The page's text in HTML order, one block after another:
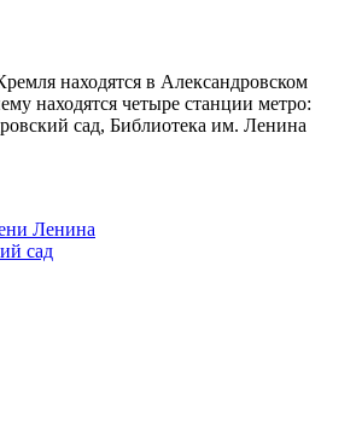
находятся в Александровском
находятся четыре станции метро:
сад, Библиотека им. Ленина
Ленина
сад